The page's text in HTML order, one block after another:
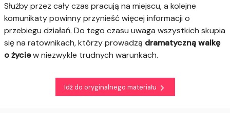
Służby przez cały czas pracują na miejscu, a kolejne
komunikaty powinny przynieść więcej informacji o
przebiegu działań. Do tego czasu uwaga wszystkich skupia
się na ratownikach, którzy prowadzą dramatyczną walkę
o życiew niezwykle trudnych warunkach.
Idź do oryginalnego materiału